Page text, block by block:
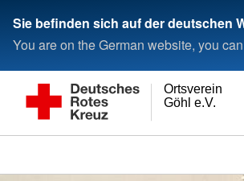
Sie befinden sich auf der deutschen
You are on the German website, you
Göhl e.V.
Ortsverein